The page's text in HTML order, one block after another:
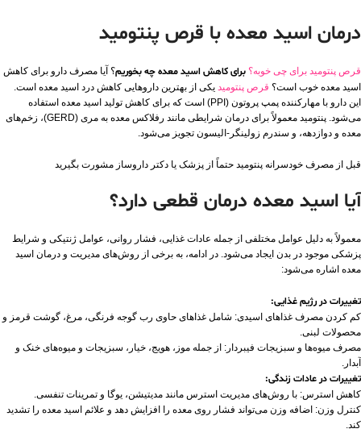
درمان اسید معده با قرص پنتومید
قرص پنتومید برای چی خوبه؟ برای کاهش اسید معده چه بخوریم؟ آیا مصرف دارو برای کاهش
اسید معده خوب است؟ قرص پنتومید یکی از بهترین داروهایی کاهش درد اسید معده است.
این دارو با مهارکننده پمپ پروتون (PPI) است که برای کاهش تولید اسید معده استفاده
می‌شود. پنتومید معمولاً برای درمان شرایطی مانند رفلاکس معده به مری (GERD)، زخم‌های
معده و دوازدهه، و سندرم زولینگر-الیسون تجویز می‌شود.
قبل از مصرف خودسرانه پنتومید حتماً از پزشک یا دکتر داروساز مشورت بگیرید
آیا اسید معده درمان قطعی دارد؟
معمولاً به دلیل عوامل مختلفی از جمله عادات غذایی، فشار روانی، عوامل ژنتیکی و شرایط
پزشکی موجود در بدن ایجاد می‌شود. در ادامه، به برخی از روش‌های مدیریت و درمان اسید
معده اشاره می‌شود:
تغییرات در رژیم غذایی:
کم کردن مصرف غذاهای اسیدی: شامل غذاهای حاوی رب گوجه فرنگی، مرغ، گوشت قرمز و
محصولات لبنی.
مصرف میوه‌ها و سبزیجات فیبردار: از جمله موز، هویج، خیار، سبزیجات و میوه‌های خنک و
آبدار.
تغییرات در عادات زندگی:
کاهش استرس: با روش‌های مدیریت استرس مانند مدیتیشن، یوگا و تمرینات تنفسی.
کنترل وزن: اضافه وزن می‌تواند فشار روی معده را افزایش دهد و علائم اسید معده را تشدید
کند.